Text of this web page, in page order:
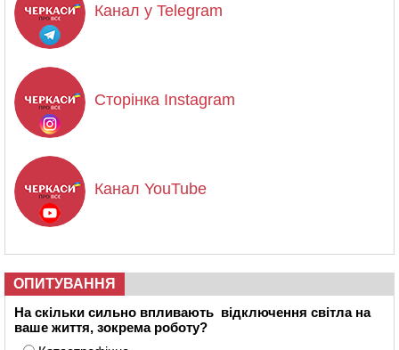
Канал у Telegram
Сторінка Instagram
Канал YouTube
ОПИТУВАННЯ
На скільки сильно впливають відключення світла на
ваше життя, зокрема роботу?